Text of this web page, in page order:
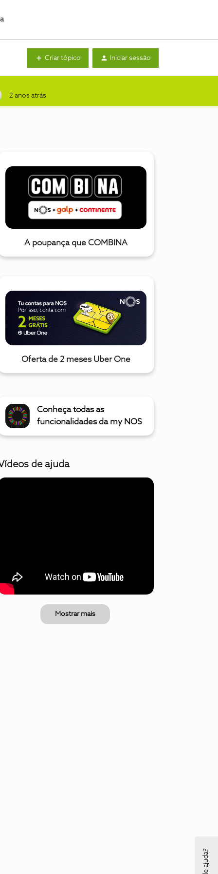
Criar tópico Iniciar sessão
2 anos atrás
A poupança que COMBINA
Oferta de 2 meses Uber One
Conheça todas as
funcionalidades da my NOS
de ajuda
Mostrar mais